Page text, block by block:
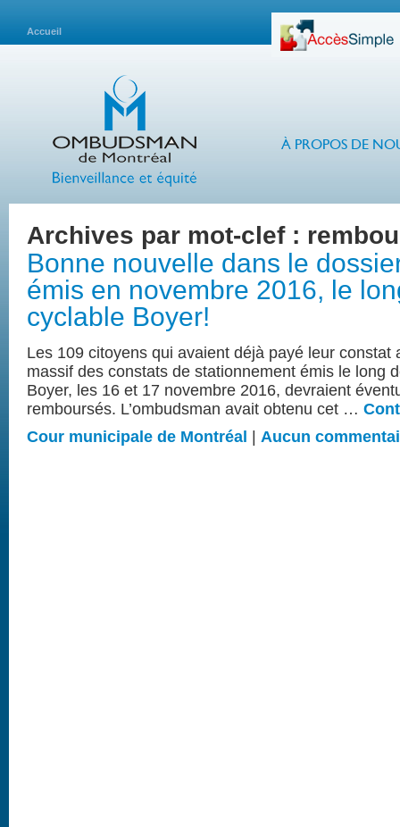
Accueil
À PROPOS DE
Archives par mot-clef :
Bonne nouvelle dans le
émis en novembre 2016, le
cyclable Boyer!
Les 109 citoyens qui avaient déjà payé leur constat
massif des constats de stationnement émis le long
Boyer, les 16 et 17 novembre 2016, devraient
remboursés. L’ombudsman avait obtenu cet …
Cour municipale de Montréal
Aucun